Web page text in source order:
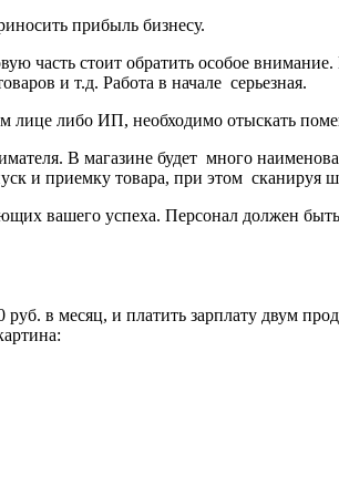
прибыль бизнесу.
часть стоит обратить особое
и т.д. Работа в начале серьезная.
лице либо ИП, необходимо отыскать
В магазине будет много
и приемку товара, при этом сканируя
вашего успеха. Персонал должен
руб. в месяц, и платить зарплату двум